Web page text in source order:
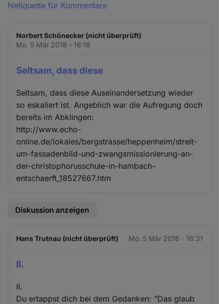
Netiquette für Kommentare
Norbert Schönecker (nicht überprüft)
Mo. 5 Mär 2018 - 16:18
Seltsam, dass diese
Seltsam, dass diese Auseinandersetzung wieder
so eskaliert ist. Angeblich war die Aufregung doch
bereits im Abklingen:
http://www.echo-
online.de/lokales/bergstrasse/heppenheim/streit-
um-fassadenbild-und-zwangsmissionierung-an-
der-christophorusschule-in-hambach-
entschaerft_18527667.htm
Diskussion anzeigen
Hans Trutnau (nicht überprüft) Mo. 5 Mär 2018 - 16:31
II.
II.
Du ertappst dich bei dem Gedanken: "Das glaub